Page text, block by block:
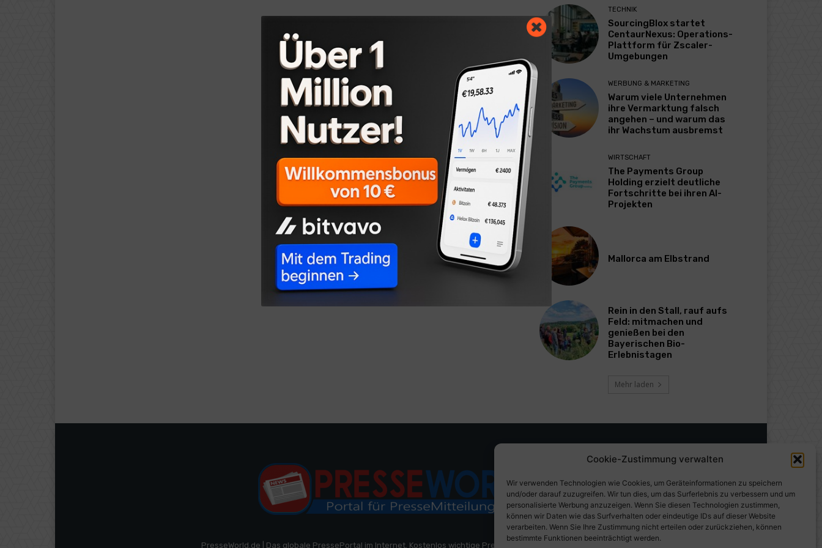
Cookie-Zustimmung verwalten
Wir verwenden Technologien wie Cookies, um Geräteinformationen zu speichern
und/oder darauf zuzugreifen. Wir tun dies, um das Surferlebnis zu verbessern und um
personalisierte Werbung anzuzeigen. Wenn Sie diesen Technologien zustimmen,
können wir Daten wie das Surfverhalten oder eindeutige IDs auf dieser Website
verarbeiten. Wenn Sie Ihre Zustimmung nicht erteilen oder zurückziehen, können
bestimmte Funktionen beeinträchtigt werden.
TECHNIK
SourcingBlox startet
CentaurNexus: Operations-
Plattform für Zscaler-
Umgebungen
WERBUNG & MARKETING
Warum viele Unternehmen
ihre Vermarktung falsch
angehen – und warum das
ihr Wachstum ausbremst
WIRTSCHAFT
The Payments Group
Holding erzielt deutliche
Fortschritte bei ihren AI-
Projekten
Mallorca am Elbstrand
Rein in den Stall, rauf aufs
Feld: mitmachen und
genießen bei den
Bayerischen Bio-
Erlebnistagen
Mehr laden
PresseWorld.de | Das globale PressePortal im Internet. Kostenlos wichtige PresseMitteilungen auf PresseWorld